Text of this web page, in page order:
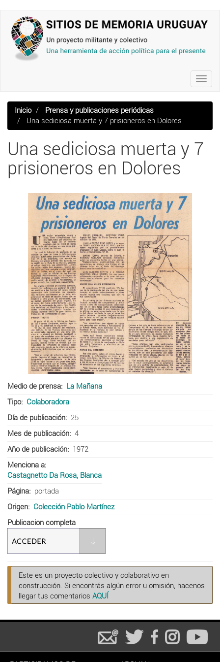
contenido
principal
Inicio
Prensa y publicaciones periódicas
Una sediciosa muerta y 7 prisioneros en Dolores
Una sediciosa muerta y 7
prisioneros en Dolores
Medio de prensa
La Mañana
Tipo
Colaboradora
Día de publicación
25
Mes de publicación
4
Año de publicación
1972
Menciona a
Castagnetto Da Rosa, Blanca
Página
portada
Origen
Colección Pablo Martínez
Publicacion completa
Este es un proyecto colectivo y colaborativo en
construcción. Si encontrás algún error u omisión, hacenos
llegar tus comentarios AQUÍ